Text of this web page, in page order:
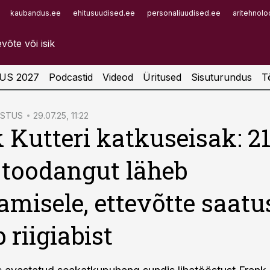
kaubandus.ee ehitusuudised.ee personaliuudised.ee
Infopank
2027 Podcastid Videod Üritused Sisuturundus
29.07.25, 11:22
Kutteri katkuseisak: 21
läheb
ettevõtte
riigiabist